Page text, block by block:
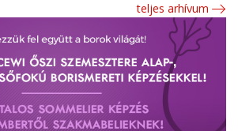
teljes arhívum